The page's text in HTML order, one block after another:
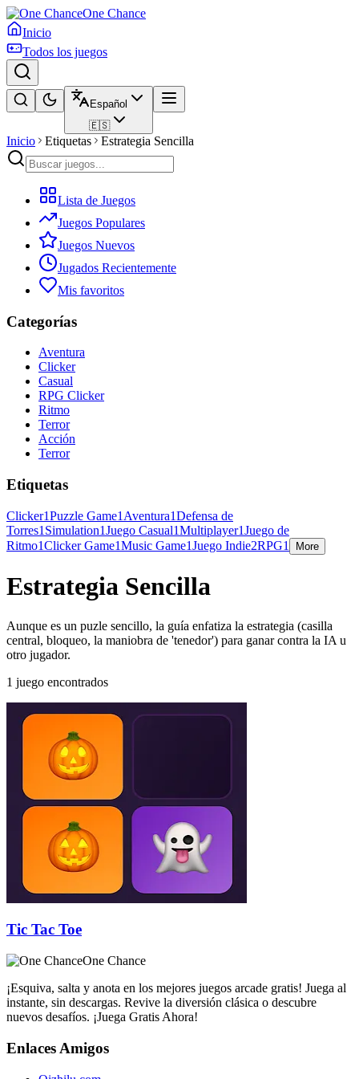
One Chance
Inicio
Todos los juegos
Español
🇪🇸
Inicio Etiquetas Estrategia Sencilla
Lista de Juegos
Juegos Populares
Juegos Nuevos
Jugados Recientemente
Mis favoritos
Categorías
Aventura
Clicker
Casual
RPG Clicker
Ritmo
Terror
Acción
Terror
Etiquetas
Clicker1Puzzle Game1 Aventura1Defensa de
Torres1 Simulation1Juego Casual1Multiplayer1Juego de
Ritmo1Clicker Game1Music Game1Juego Indie2RPG1 More
Estrategia Sencilla
Aunque es un puzle sencillo, la guía enfatiza la estrategia (casilla
central, bloqueo, la maniobra de 'tenedor') para ganar contra la IA u
otro jugador.
1 juego encontrados
Tic Tac Toe
One Chance
¡Esquiva, salta y anota en los mejores juegos arcade gratis! Juega al
instante, sin descargas. Revive la diversión clásica o descubre
nuevos desafíos. ¡Juega Gratis Ahora!
Enlaces Amigos